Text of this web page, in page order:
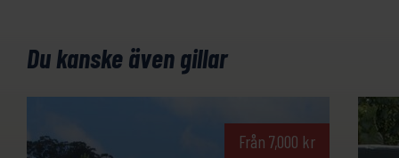
Du kanske även gillar
Från 7,000 kr